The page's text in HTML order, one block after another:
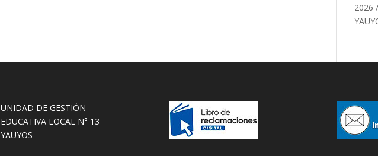
2026
UNIDAD DE GESTIÓN
EDUCATIVA LOCAL N° 13
YAUYOS